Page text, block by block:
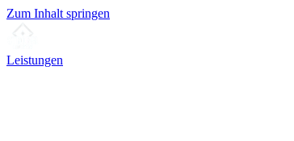
Zum Inhalt springen
Leistungen